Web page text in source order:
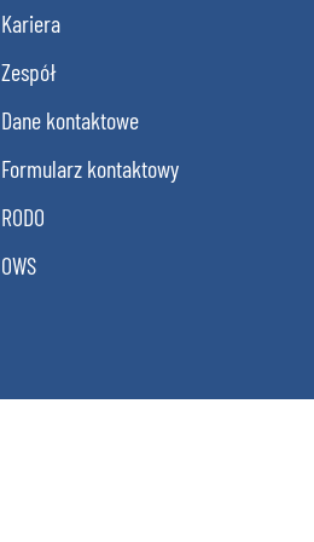
Kariera
Zespół
Dane kontaktowe
Formularz kontaktowy
RODO
OWS